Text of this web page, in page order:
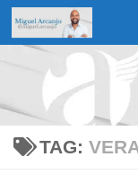
Skip to
TAG: